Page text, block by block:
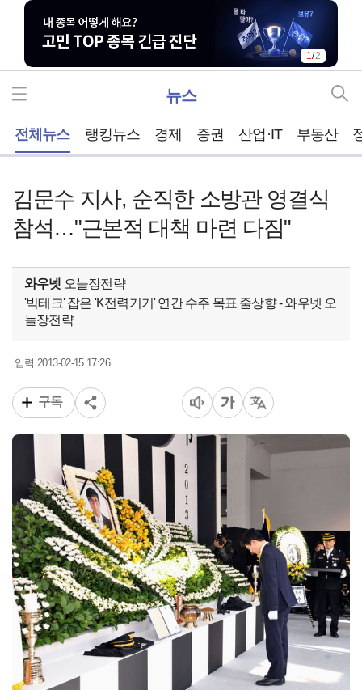
1/2
뉴스
전체뉴스 랭킹뉴스 경제 증권 산업·IT 부동산
김문수 지사, 순직한 소방관 영결식
참석…"근본적 대책 마련 다짐"
와우넷 오늘장전략
'빅테크' 잡은 'K전력기기' 연간 수주 목표 줄상향 - 와우넷 오
늘장전략
입력 2013-02-15 17:26
구독